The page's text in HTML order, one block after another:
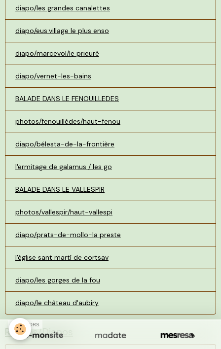
diapo/les grandes canalettes
diapo/eus:village le plus enso
diapo/marcevol/le prieuré
diapo/vernet-les-bains
BALADE DANS LE FENOUILLEDES
photos/fenouillèdes/haut-fenou
diapo/bélesta-de-la-frontière
l'ermitage de galamus / les go
BALADE DANS LE VALLESPIR
photos/vallespir/haut-vallespi
diapo/prats-de-mollo-la preste
l'église sant martí de cortsav
diapo/les gorges de la fou
diapo/le château d'aubiry
Randos/Diapos
SPONSORS